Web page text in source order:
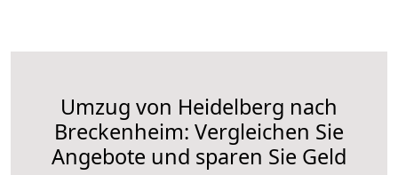
Umzug von Heidelberg nach
Breckenheim: Vergleichen Sie
Angebote und sparen Sie Geld